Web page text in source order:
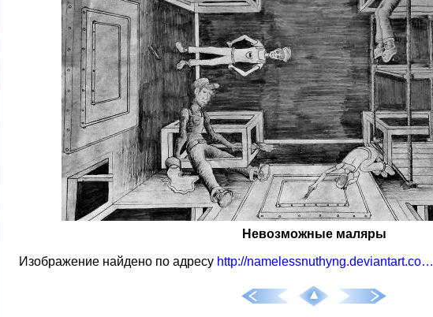
Невозможные маляры
Изображение найдено по адресу http://namelessnuthyng.deviantart.com/art/Impossible-Painters-300384246